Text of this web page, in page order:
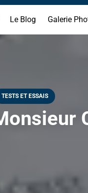
Le Blog Galerie
TESTS ET ESSAIS